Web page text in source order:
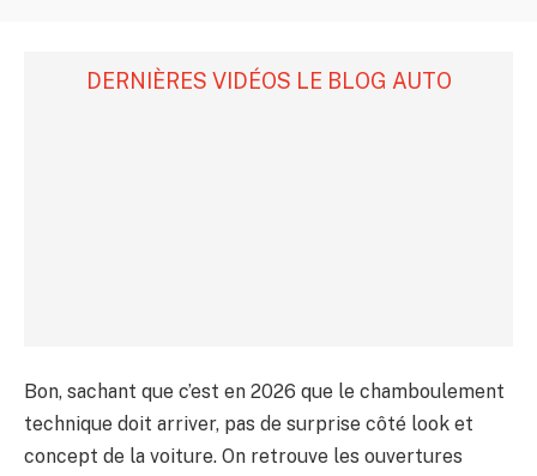
DERNIÈRES VIDÉOS LE BLOG AUTO
Bon, sachant que c’est en 2026 que le chamboulement
technique doit arriver, pas de surprise côté look et
concept de la voiture. On retrouve les ouvertures